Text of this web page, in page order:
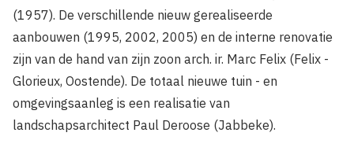
(1957). De verschillende nieuw gerealiseerde
aanbouwen (1995, 2002, 2005) en de interne renovatie
zijn van de hand van zijn zoon arch. ir. Marc Felix (Felix -
Glorieux, Oostende). De totaal nieuwe tuin - en
omgevingsaanleg is een realisatie van
landschapsarchitect Paul Deroose (Jabbeke).